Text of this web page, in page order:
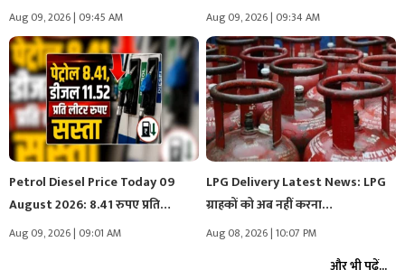
Aug 09, 2026 | 09:45 AM Aug 09, 2026 | 09:34 AM
Petrol Diesel Price Today 09
August 2026: 8.41 रुपए प्रति…
Aug 09, 2026 | 09:01 AM
LPG Delivery Latest News: LPG
ग्राहकों को अब नहीं करना…
Aug 08, 2026 | 10:07 PM
और भी पढ़ें...